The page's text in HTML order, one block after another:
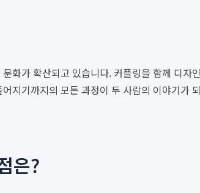
화가 확산되고 있습니다. 커플링을 함께 디
지기까지의 모든 과정이 두 사람의 이야기
은?